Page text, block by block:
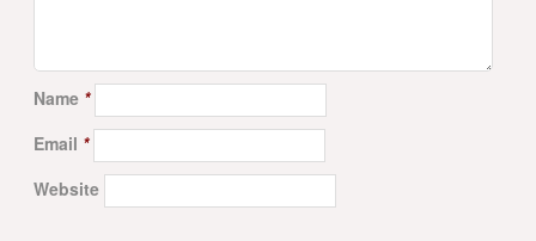
Name *
Email *
Website